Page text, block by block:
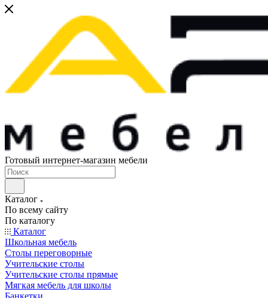
Готовый интернет-магазин мебели
Каталог
По всему сайту
По каталогу
Каталог
Школьная мебель
Столы переговорные
Учительские столы
Учительские столы прямые
Мягкая мебель для школы
Банкетки